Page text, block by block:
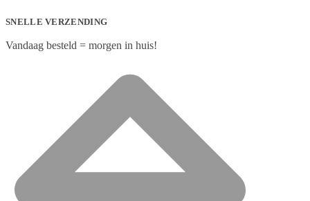
SNELLE VERZENDING
Vandaag besteld = morgen in huis!